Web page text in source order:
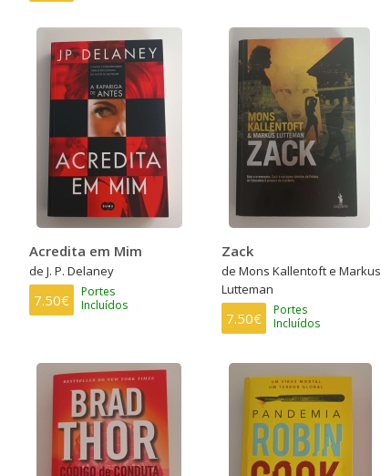
Acredita em Mim
de J. P. Delaney
7.50€
Portes
Incluídos
Zack
de Mons Kallentoft e Markus
Lutteman
7.50€
Portes
Incluídos